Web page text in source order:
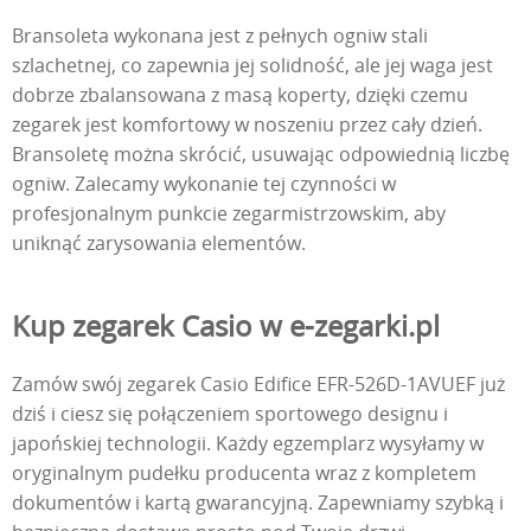
Bransoleta wykonana jest z pełnych ogniw stali
szlachetnej, co zapewnia jej solidność, ale jej waga jest
dobrze zbalansowana z masą koperty, dzięki czemu
zegarek jest komfortowy w noszeniu przez cały dzień.
Bransoletę można skrócić, usuwając odpowiednią liczbę
ogniw. Zalecamy wykonanie tej czynności w
profesjonalnym punkcie zegarmistrzowskim, aby
uniknąć zarysowania elementów.
Kup zegarek Casio w e-zegarki.pl
Zamów swój zegarek Casio Edifice EFR-526D-1AVUEF już
dziś i ciesz się połączeniem sportowego designu i
japońskiej technologii. Każdy egzemplarz wysyłamy w
oryginalnym pudełku producenta wraz z kompletem
dokumentów i kartą gwarancyjną. Zapewniamy szybką i